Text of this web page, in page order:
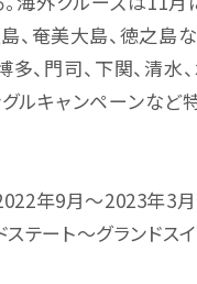
、奄美大島、徳之
多、門司、下関、清
ルキャンペーンな
年9月～2023年3月
テート～グランドス